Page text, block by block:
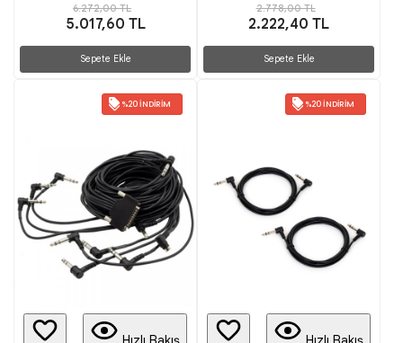
6.272,00 TL
5.017,60 TL
Sepete Ekle
2.778,00 TL
2.222,40 TL
Sepete Ekle
%20 İNDIRIM %20 İNDIRIM